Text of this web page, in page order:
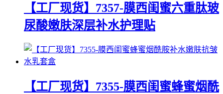
【工厂现货】7357-膜西闺蜜六重肽玻
尿酸嫩肤深层补水护理贴
【工厂现货】7355-膜西闺蜜蜂蜜烟酰